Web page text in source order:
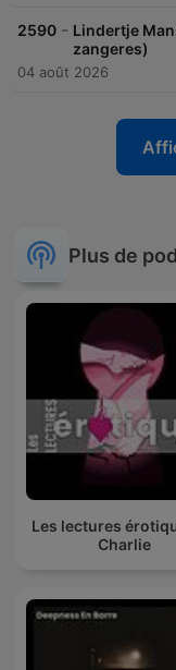
2590 - Lindertje
zangeres)
04 août 2026
Plus de
Les lectures
Charlie